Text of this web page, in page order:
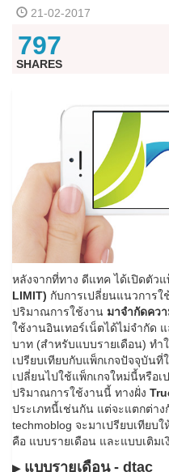
21-02-2017
797
SHARES
หลังจากที่ทาง ดีแทค ได้เปิดตัวแ
LIMIT) กับการเปลี่ยนแนวการใ
ปริมาณการใช้งาน มาจำกัดคว
ใช้งานอินเทอร์เน็ตได้ไม่จำกัด
บาท (สำหรับแบบรายเดือน) ทำ
เปรียบเทียบกับแพ็กเกจปัจจุบัน
เปลี่ยนไปใช้แพ็กเกจใหม่นี้หรือเ
ปริมาณการใช้งานนี้ ทางฝั่ง
ประเภทนี้เช่นกัน แต่จะแตกต่า
techmoblog จะมาเปรียบเทีย
คือ แบบรายเดือน และแบบเติมเ
▶ แบบรายเดือน - dtac